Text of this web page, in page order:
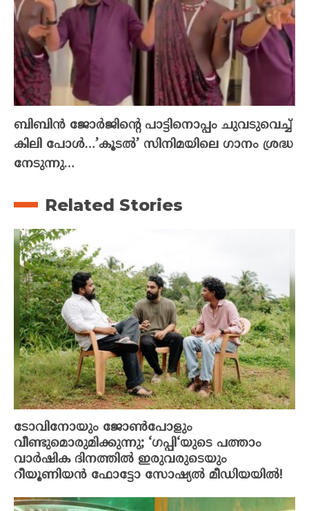
ബിബിൻ ജോർജിന്റെ പാട്ടിനൊപ്പം ചുവടുവെച്ച്
കിലി പോൾ…’കൂടൽ’ സിനിമയിലെ ഗാനം ശ്രദ്ധ
നേടുന്നു…
Related Stories
ടോവിനോയും ജോൺപോളും
വീണ്ടുമൊരുമിക്കുന്നു; ‘ഗപ്പി‘യുടെ പത്താം
വാർഷിക ദിനത്തിൽ ഇരുവരുടെയും
റീയൂണിയൻ ഫോട്ടോ സോഷ്യൽ മീഡിയയിൽ!